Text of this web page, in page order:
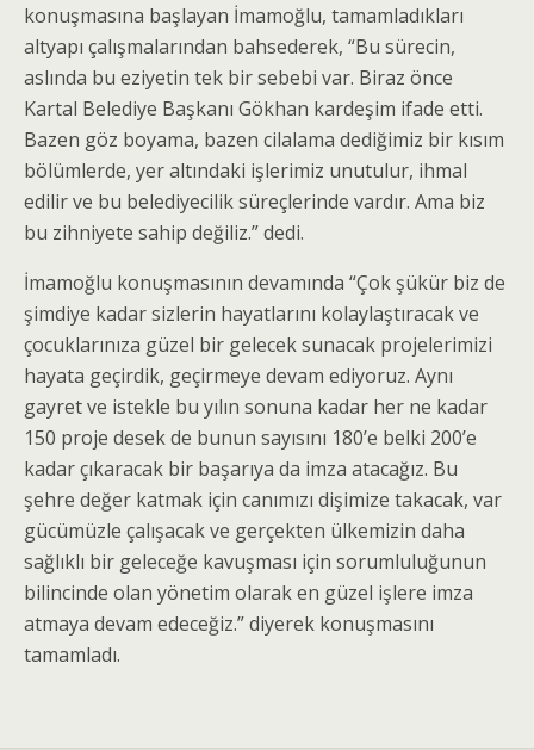
konuşmasına başlayan İmamoğlu, tamamladıkları
altyapı çalışmalarından bahsederek, “Bu sürecin,
aslında bu eziyetin tek bir sebebi var. Biraz önce
Kartal Belediye Başkanı Gökhan kardeşim ifade etti.
Bazen göz boyama, bazen cilalama dediğimiz bir kısım
bölümlerde, yer altındaki işlerimiz unutulur, ihmal
edilir ve bu belediyecilik süreçlerinde vardır. Ama biz
bu zihniyete sahip değiliz.” dedi.
İmamoğlu konuşmasının devamında “Çok şükür biz de
şimdiye kadar sizlerin hayatlarını kolaylaştıracak ve
çocuklarınıza güzel bir gelecek sunacak projelerimizi
hayata geçirdik, geçirmeye devam ediyoruz. Aynı
gayret ve istekle bu yılın sonuna kadar her ne kadar
150 proje desek de bunun sayısını 180’e belki 200’e
kadar çıkaracak bir başarıya da imza atacağız. Bu
şehre değer katmak için canımızı dişimize takacak, var
gücümüzle çalışacak ve gerçekten ülkemizin daha
sağlıklı bir geleceğe kavuşması için sorumluluğunun
bilincinde olan yönetim olarak en güzel işlere imza
atmaya devam edeceğiz.” diyerek konuşmasını
tamamladı.